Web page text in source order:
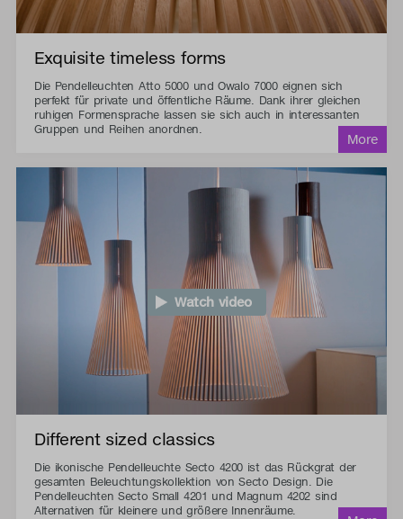
Exquisite timeless forms
Die Pendelleuchten Atto 5000 und Owalo 7000 eignen sich
perfekt für private und öffentliche Räume. Dank ihrer gleichen
ruhigen Formensprache lassen sie sich auch in interessanten
Gruppen und Reihen anordnen.
Watch video
Different sized classics
Die ikonische Pendelleuchte Secto 4200 ist das Rückgrat der
gesamten Beleuchtungskollektion von Secto Design. Die
Pendelleuchten Secto Small 4201 und Magnum 4202 sind
Alternativen für kleinere und größere Innenräume.